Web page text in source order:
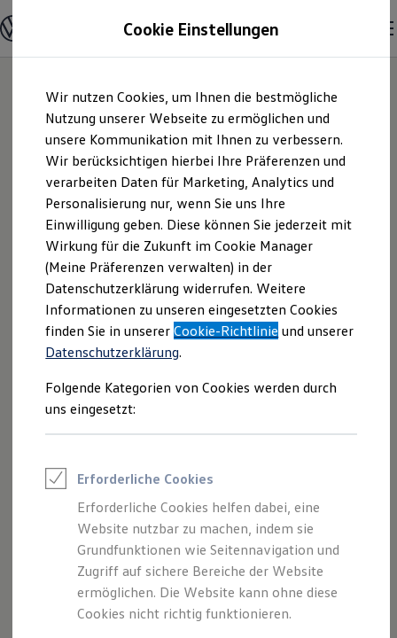
Hauptinhalt
springen
Footer
springen
Modelle und Konfigurator
Konfigurator
Modelle vergleichen
Elektroautos
ENERGY Sondermodelle
Nutzfahrzeuge
SUV und CUV
Familienautos
Kombis
Kompaktwagen
Sportwagen
Schnell verfügbare Fahrzeuge
Angebote und Produkte
Aktuelle Angebote
E-Auto-Förderung
Volkswagen Marktplatz
Die ENERGY Sondermodelle
Junge Gebrauchtwagen und Gebrauchtwagen
Volkswagen Zertifizierte Gebrauchtwagen
Elektromobilität bei Gebrauchtwagen
Saisonangebote
Reifenpakete
Leasing
Leasing-Angebote
Elektroauto Leasing
Kleinwagen-Leasing
Leasing ohne Anzahlung
Finanzierung
Autokredit mit Schlussrate
Versicherungen und Garantien
Kfz-Versicherung
Restschuldversicherungen
Garantien
Autohaus Eberstein
GmbH | Impressum
& Rechtliches
Hier finden Sie Informationen über uns
(Autohaus Eberstein GmbH) als
verantwortlichen Anbieter von Inhalten
und Angeboten, die auf dieser Website
speziell aufgeführt sind.
Impressum
Datenschutzerklärung
Nutzung von Terminbuchung Online
Impressum
Cookie Einstellungen
Wir nutzen Cookies, um Ihnen die bestmögliche
Nutzung unserer Webseite zu ermöglichen und
unsere Kommunikation mit Ihnen zu verbessern.
Wir berücksichtigen hierbei Ihre Präferenzen und
verarbeiten Daten für Marketing, Analytics und
Personalisierung nur, wenn Sie uns Ihre
Einwilligung geben. Diese können Sie jederzeit mit
Wirkung für die Zukunft im Cookie Manager
(Meine Präferenzen verwalten) in der
Datenschutzerklärung widerrufen. Weitere
Informationen zu unseren eingesetzten Cookies
finden Sie in unsererCookie-Richtlinie und unserer
Datenschutzerklärung.
Folgende Kategorien von Cookies werden durch
uns eingesetzt:
Erforderliche Cookies
Erforderliche Cookies helfen dabei, eine
Website nutzbar zu machen, indem sie
Grundfunktionen wie Seitennavigation und
Zugriff auf sichere Bereiche der Website
ermöglichen. Die Website kann ohne diese
Cookies nicht richtig funktionieren.